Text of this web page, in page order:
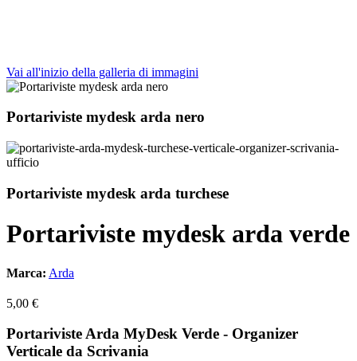
Vai all'inizio della galleria di immagini
Portariviste mydesk arda nero
Portariviste mydesk arda turchese
Portariviste mydesk arda verde
Marca: Arda
5,00 €
Portariviste Arda MyDesk Verde - Organizer
Verticale da Scrivania